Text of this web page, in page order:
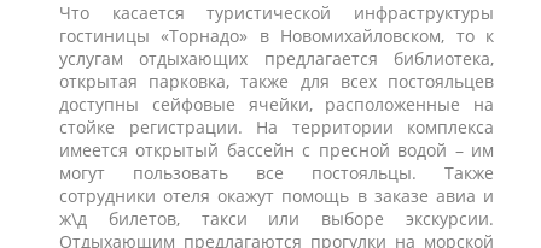
Что касается туристической инфраструктуры
гостиницы «Торнадо» в Новомихайловском, то к
услугам отдыхающих предлагается библиотека,
открытая парковка, также для всех постояльцев
доступны сейфовые ячейки, расположенные на
стойке регистрации. На территории комплекса
имеется открытый бассейн с пресной водой – им
могут пользовать все постояльцы. Также
сотрудники отеля окажут помощь в заказе авиа и
ж\д билетов, такси или выборе экскурсии.
Отдыхающим предлагаются прогулки на морской